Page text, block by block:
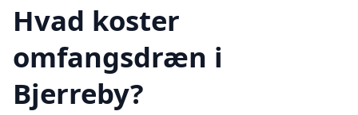
Hvad koster
omfangsdræn i
Bjerreby?